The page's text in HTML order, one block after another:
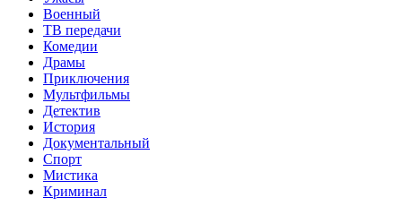
Военный
ТВ передачи
Комедии
Драмы
Приключения
Мультфильмы
Детектив
История
Документальный
Спорт
Мистика
Криминал